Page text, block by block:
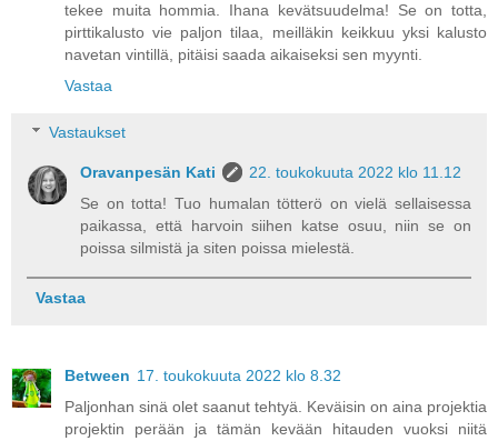
tekee muita hommia. Ihana kevätsuudelma! Se on totta,
pirttikalusto vie paljon tilaa, meilläkin keikkuu yksi kalusto
navetan vintillä, pitäisi saada aikaiseksi sen myynti.
Vastaa
Vastaukset
Oravanpesän Kati
22. toukokuuta 2022 klo 11.12
Se on totta! Tuo humalan tötterö on vielä sellaisessa
paikassa, että harvoin siihen katse osuu, niin se on
poissa silmistä ja siten poissa mielestä.
Vastaa
Between 17. toukokuuta 2022 klo 8.32
Paljonhan sinä olet saanut tehtyä. Keväisin on aina projektia
projektin perään ja tämän kevään hitauden vuoksi niitä